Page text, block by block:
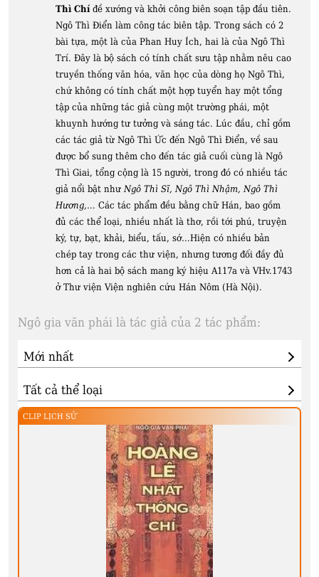
Thì Chíđề xướng và khởi công biên soạn tập đầu tiên.
Ngô Thì Điển làm công tác biên tập. Trong sách có 2
bài tựa, một là của Phan Huy Ích, hai là của Ngô Thì
Trí. Đây là bộ sách có tính chất sưu tập nhằm nêu cao
truyền thống văn hóa, văn học của dòng họ Ngô Thì,
chứ không có tính chất một hợp tuyển hay một tổng
tập của những tác giả cùng một trường phái, một
khuynh hướng tư tưởng và sáng tác. Lúc đầu, chỉ gồm
các tác giả từ Ngô Thì Ức đến Ngô Thì Điển, về sau
được bổ sung thêm cho đến tác giả cuối cùng là Ngô
Thì Giai, tổng cộng là 15 người, trong đó có nhiều tác
giả nổi bật nhưNgô Thì Sĩ, Ngô Thì Nhậm, Ngô Thì
Hương,… Các tác phẩm đều bằng chữ Hán, bao gồm
đủ các thể loại, nhiều nhất là thơ, rồi tới phú, truyện
ký, tự, bạt, khải, biểu, tấu, sớ…Hiện có nhiều bản
chép tay trong các thư viện, nhưng tương đối đầy đủ
hơn cả là hai bộ sách mang ký hiệu A117a và VHv.1743
ở Thư viện Viện nghiên cứu Hán Nôm (Hà Nội).
Ngô gia văn phái là tác giả của 2 tác phẩm:
CLIP LỊCH SỬ